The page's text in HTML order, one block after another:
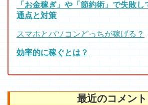
「お金稼ぎ」や「節約術」で失敗し
通点と対策
スマホとパソコンどっちが稼げる？
効率的に稼ぐとは？
最近のコメント